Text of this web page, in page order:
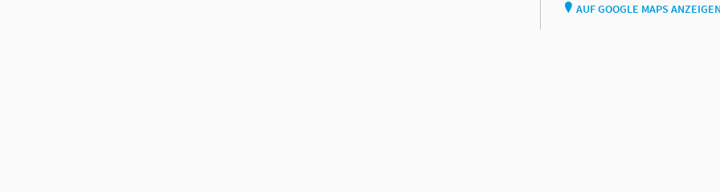
AUF GOOGLE MAPS